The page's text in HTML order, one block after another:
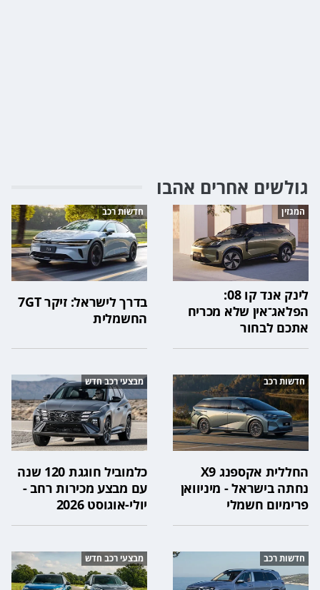
גולשים אחרים אהבו
המגזין
לינק אנד קו 08:
הפלאג־אין שלא מכריח
אתכם לבחור
חדשות רכב
בדרך לישראל: זיקר 7GT
החשמלית
חדשות רכב
החללית אקספנג X9
נחתה בישראל - מיניוואן
פרימיום חשמלי
מבצעי רכב חדש
כלמוביל חוגגת 120 שנה
עם מבצע מכירות רחב -
יולי-אוגוסט 2026
חדשות רכב מבצעי רכב חדש